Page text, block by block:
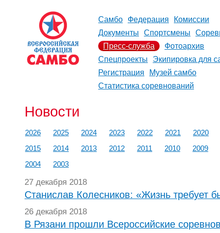
Самбо Федерация
Комиссии
Документы
Спортсмены
Пресс-служба
Фотоархив
Спецпроекты
Экипировка для
Регистрация
Музей самбо
Статистика соревнований
Новости
2026 2025 2024 2023 2022 2021
2020
2015
2014 2013 2012 2011 2010
2009
2004
2003
27 декабря 2018
Станислав Колесников: «Жизнь требует
26 декабря 2018
В Рязани прошли Всероссийские